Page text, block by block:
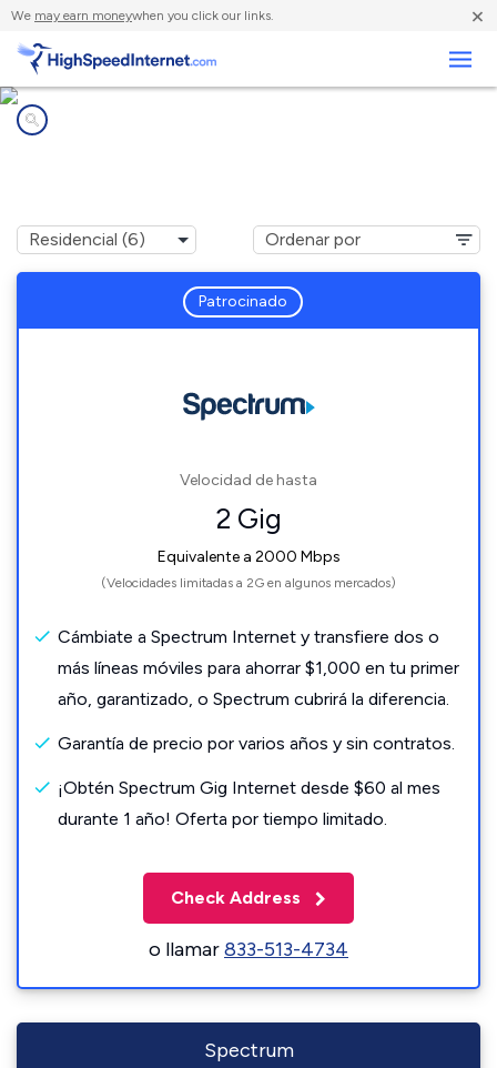
We may earn moneywhen you click our links. ×
Patrocinado
Velocidad de hasta
2 Gig
Equivalente a 2000 Mbps
(Velocidades limitadas a 2G en algunos mercados)
Cámbiate a Spectrum Internet y transfiere dos o
más líneas móviles para ahorrar $1,000 en tu primer
año, garantizado, o Spectrum cubrirá la diferencia.
Garantía de precio por varios años y sin contratos.
¡Obtén Spectrum Gig Internet desde $60 al mes
durante 1 año! Oferta por tiempo limitado.
Check Address
o llamar833-513-4734
Spectrum